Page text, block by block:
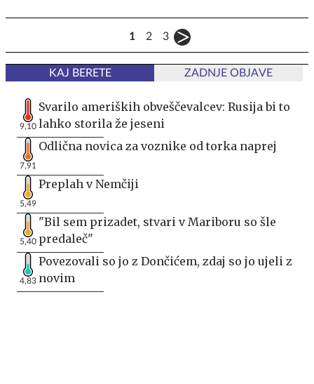
1 2 3
KAJ BERETE ZADNJE OBJAVE
9,10
Svarilo ameriških obveščevalcev: Rusija bi to
lahko storila že jeseni
7,91
Odlična novica za voznike od torka naprej
5,49
Preplah v Nemčiji
5,40
"Bil sem prizadet, stvari v Mariboru so šle
predaleč"
4,83
Povezovali so jo z Dončićem, zdaj so jo ujeli z
novim